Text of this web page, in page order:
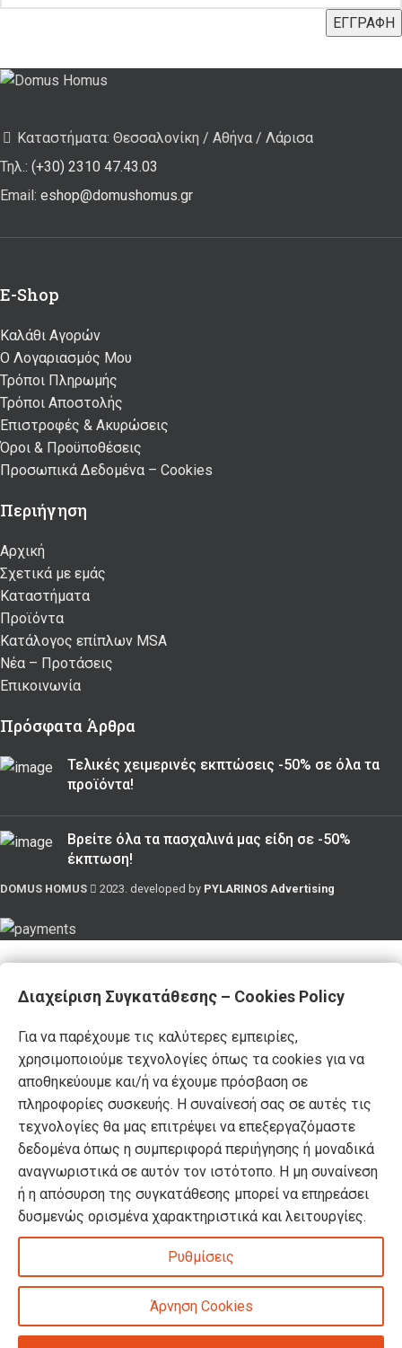
Καταστήματα: Θεσσαλονίκη / Αθήνα / Λάρισα
Τηλ.: (+30) 2310 47.43.03
Email: eshop@domushomus.gr
E-Shop
Καλάθι Αγορών
Ο Λογαριασμός Μου
Τρόποι Πληρωμής
Τρόποι Αποστολής
Επιστροφές & Ακυρώσεις
Όροι & Προϋποθέσεις
Προσωπικά Δεδομένα – Cookies
Περιήγηση
Αρχική
Σχετικά με εμάς
Καταστήματα
Προϊόντα
Κατάλογος επίπλων MSA
Nέα – Προτάσεις
Επικοινωνία
Πρόσφατα Άρθρα
Τελικές χειμερινές εκπτώσεις -50% σε όλα τα
προϊόντα!
Βρείτε όλα τα πασχαλινά μας είδη σε -50%
έκπτωση!
DOMUS HOMUS 2023. developed by PYLARINOS Advertising
Διαχείριση Συγκατάθεσης – Cookies Policy
Για να παρέχουμε τις καλύτερες εμπειρίες,
χρησιμοποιούμε τεχνολογίες όπως τα cookies για να
αποθηκεύουμε και/ή να έχουμε πρόσβαση σε
πληροφορίες συσκευής. Η συναίνεσή σας σε αυτές τις
τεχνολογίες θα μας επιτρέψει να επεξεργαζόμαστε
δεδομένα όπως η συμπεριφορά περιήγησης ή μοναδικά
αναγνωριστικά σε αυτόν τον ιστότοπο. Η μη συναίνεση
ή η απόσυρση της συγκατάθεσης μπορεί να επηρεάσει
δυσμενώς ορισμένα χαρακτηριστικά και λειτουργίες.
Ρυθμίσεις
Άρνηση Cookies